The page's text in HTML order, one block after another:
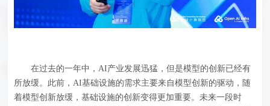
在过去的一年中，AI产业发展迅猛，但是模型的创新已经有
所放缓。此前，AI基础设施的需求主要来自模型创新的驱动，随
着模型创新放缓，基础设施的创新变得更加重要。未来一段时